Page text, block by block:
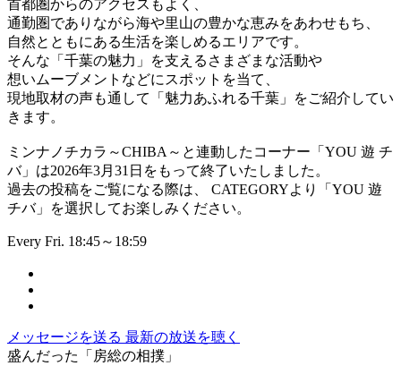
首都圏からのアクセスもよく、
通勤圏でありながら海や里山の豊かな恵みをあわせもち、
自然とともにある生活を楽しめるエリアです。
そんな「千葉の魅力」を支えるさまざまな活動や
想いムーブメントなどにスポットを当て、
現地取材の声も通して「魅力あふれる千葉」をご紹介してい
きます。
ミンナノチカラ～CHIBA～と連動したコーナー「YOU 遊 チ
バ」は2026年3月31日をもって終了いたしました。
過去の投稿をご覧になる際は、 CATEGORYより「YOU 遊
チバ」を選択してお楽しみください。
Every Fri. 18:45～18:59
メッセージを送る 最新の放送を聴く
盛んだった「房総の相撲」